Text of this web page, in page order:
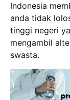
Indonesia
anda tidak
tinggi negeri
mengambil
swasta.